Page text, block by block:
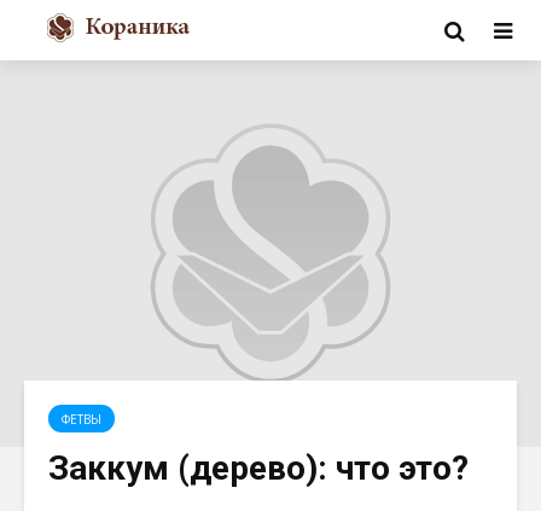
ФЕТВЫ
Заккум (дерево): что это?